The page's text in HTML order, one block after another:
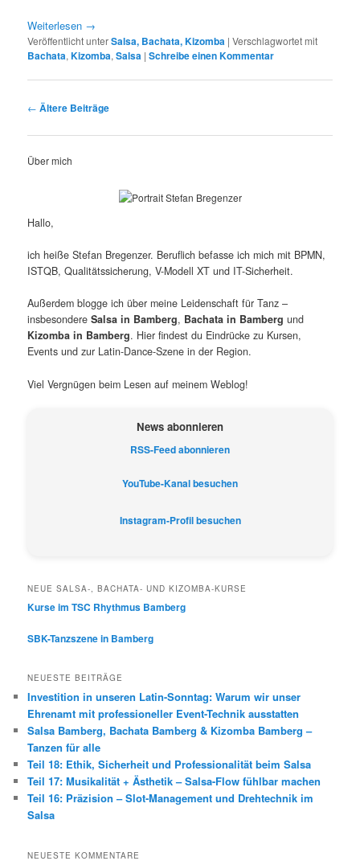
Weiterlesen →
Veröffentlicht unterSalsa, Bachata, Kizomba |Verschlagwortet mit
Bachata,Kizomba,Salsa |Schreibe einen Kommentar
Beitragsnavigation
← Ältere Beiträge
Über mich
Hallo,
ich heiße Stefan Bregenzer. Beruflich befasse ich mich mit BPMN,
ISTQB, Qualitätssicherung, V-Modell XT und IT-Sicherheit.
Außerdem blogge ich über meine Leidenschaft für Tanz –
insbesondereSalsa in Bamberg, Bachata in Bamberg und
Kizomba in Bamberg. Hier findest du Eindrücke zu Kursen,
Events und zur Latin-Dance-Szene in der Region.
Viel Vergnügen beim Lesen auf meinem Weblog!
News abonnieren
RSS-Feed abonnieren
YouTube-Kanal besuchen
Instagram-Profil besuchen
NEUE SALSA-, BACHATA- UND KIZOMBA-KURSE
Kurse im TSC Rhythmus Bamberg
SBK-Tanzszene in Bamberg
NEUESTE BEITRÄGE
Investition in unseren Latin-Sonntag: Warum wir unser
Ehrenamt mit professioneller Event-Technik ausstatten
Salsa Bamberg, Bachata Bamberg & Kizomba Bamberg –
Tanzen für alle
Teil 18: Ethik, Sicherheit und Professionalität beim Salsa
Teil 17: Musikalität + Ästhetik – Salsa-Flow fühlbar machen
Teil 16: Präzision – Slot-Management und Drehtechnik im
Salsa
NEUESTE KOMMENTARE